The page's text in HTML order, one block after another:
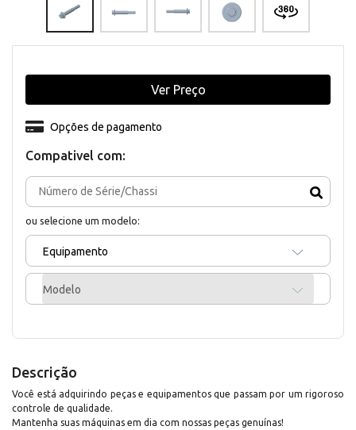
Compativel com:
ou selecione um modelo:
Equipamento
Modelo
Opções de pagamento
Ver Preço
Descrição
Você está adquirindo peças e equipamentos que passam por um rigoroso
controle de qualidade.
Mantenha suas máquinas em dia com nossas peças genuínas!